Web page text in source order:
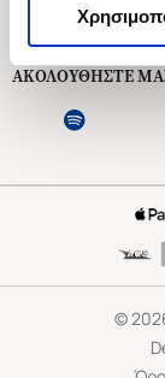
Εξυπηρέτηση
ΑΚΟΛΟΥΘΗΣΤΕ
©